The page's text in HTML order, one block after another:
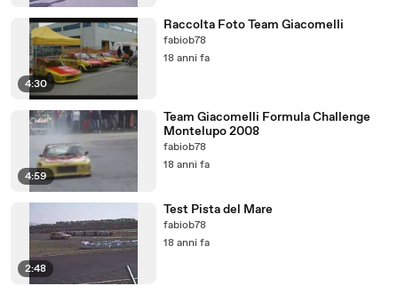
4:30
Raccolta Foto Team Giacomelli
fabiob78
18 anni fa
4:59
Team Giacomelli Formula Challenge
Montelupo 2008
fabiob78
18 anni fa
2:48
Test Pista del Mare
fabiob78
18 anni fa